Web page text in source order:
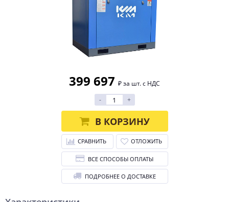
399 697 ₽ за шт. с НДС
-
+
В КОРЗИНУ
СРАВНИТЬ ОТЛОЖИТЬ
ВСЕ СПОСОБЫ ОПЛАТЫ
ПОДРОБНЕЕ О ДОСТАВКЕ